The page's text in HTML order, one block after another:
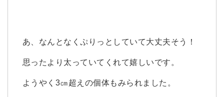
あ、なんとなくぷりっとしていて大丈夫そう！
思ったより太っていてくれて嬉しいです。
ようやく3㎝超えの個体もみられました。